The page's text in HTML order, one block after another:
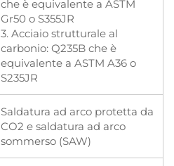
che è equivalente a ASTM
Gr50 o S355JR
3. Acciaio strutturale al
carbonio: Q235B che è
equivalente a ASTM A36 o
S235JR
Saldatura ad arco protetta da
CO2 e saldatura ad arco
sommerso (SAW)